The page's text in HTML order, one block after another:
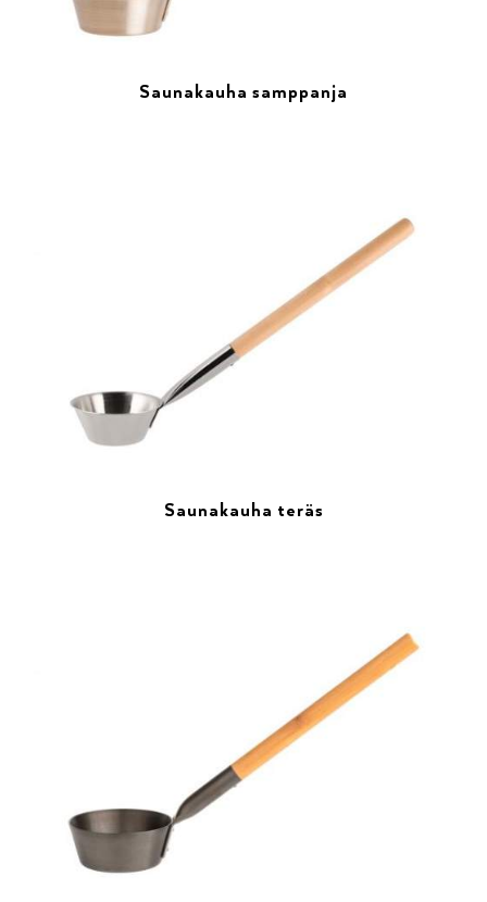
Saunakauha samppanja
Saunakauha teräs